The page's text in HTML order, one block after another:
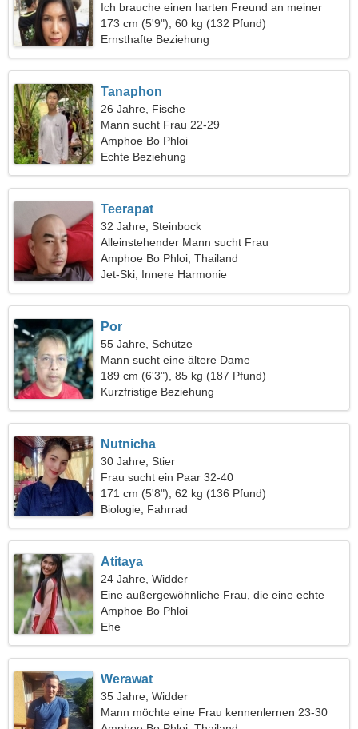
Ich brauche einen harten Freund an meiner
Seite
173 cm (5'9"), 60 kg (132 Pfund)
Ernsthafte Beziehung
Tanaphon
26 Jahre, Fische
Mann sucht Frau 22-29
Amphoe Bo Phloi
Echte Beziehung
Teerapat
32 Jahre, Steinbock
Alleinstehender Mann sucht Frau
Amphoe Bo Phloi, Thailand
Jet-Ski, Innere Harmonie
Por
55 Jahre, Schütze
Mann sucht eine ältere Dame
189 cm (6'3"), 85 kg (187 Pfund)
Kurzfristige Beziehung
Nutnicha
30 Jahre, Stier
Frau sucht ein Paar 32-40
171 cm (5'8"), 62 kg (136 Pfund)
Biologie, Fahrrad
Atitaya
24 Jahre, Widder
Eine außergewöhnliche Frau, die eine echte
Beziehung sucht
Amphoe Bo Phloi
Ehe
Werawat
35 Jahre, Widder
Mann möchte eine Frau kennenlernen 23-30